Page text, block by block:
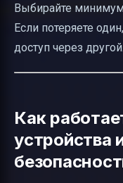
Выбирайте
Если потеряете
доступ через другой.
Как
устройства